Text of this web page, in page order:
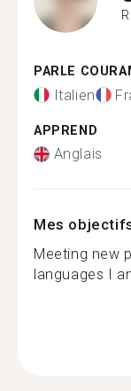
PARLE
Italien
APPREND
Anglais
Mes
Meeting new
languages I